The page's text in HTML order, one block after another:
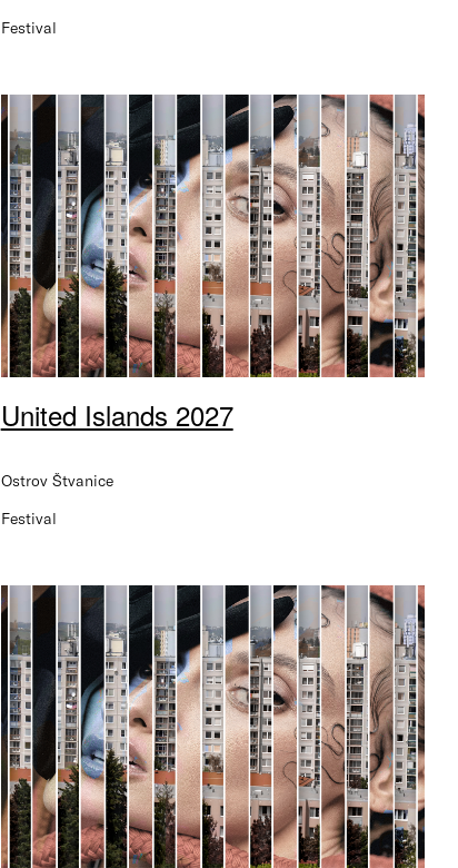
Festival
United Islands 2027
Ostrov Štvanice
Festival